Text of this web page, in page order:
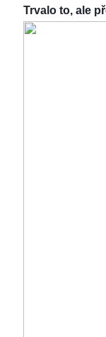
Trvalo to, ale